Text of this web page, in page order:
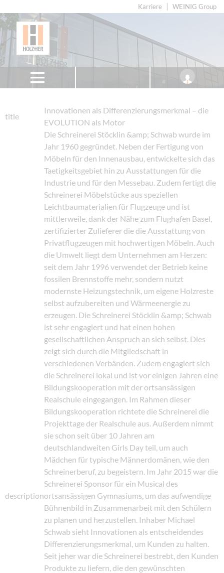
Karriere WEINIG Group
title
Innovationen als Differenzierungsmerkmal – die
EVOLUTION als Motor
description
Die Schreinerei Stöcklin &amp; Schwab wurde im
Jahr 1960 gegründet. Neben der Fertigung von
Möbeln für den Innenausbau, entwickelte sich das
Taetigkeitsgebiet hin zu Ausstattungen für die
Industrie und für den Messebau. Zudem fertigt die
Schreinerei Möbelstücke aus speziellen
Leichtbaumaterialien für Flugzeuge und ist
mittlerweile, dank der Nähe zum Flughafen Basel,
zertifizierter Zulieferer die die Ausstattung von
Privatflugzeugen mit hochwertigen Möbeln. Auch
die Umwelt liegt dem Unternehmen am Herzen:
seit dem Jahr 1996 verwendet der Betrieb keine
fossilen Brennstoffe mehr, sondern nutzt
modernste Heizungstechnik, um eigene Holzreste
selbst aufzubereiten und Wärmeenergie zu
erzeugen. Die Schreinerei Stöcklin &amp; Schwab
ist sehr engagiert und hat einen hohen
gesellschaftlichen Anspruch an sich selbst. Dies
zeigt sich durch die Mitgliedschaft in
verschiedenen Verbänden. Zudem engagiert sich
die Schreinerei lokal und ist vor einigen Jahren eine
Bildungskooperation mit der ortsansässigen
Realschule eingegangen. Im Rahmen dieser
Bildungskooperation richtete die Schreinerei die
Projekttage der Realschule aus. Außerdem nimmt
sie schon seit über 10 Jahren am
deutschlandweiten Girls Day teil, um auch
Mädchen für typische Männerdomänen, wie den
Schreinerberuf, zu begeistern. Im Jahr 2015 war die
Schreinerei Sponsor für ein Musical des
ortsansässigen Gymnasiums, um das aufwendige
Bühnenbild in Zusammenarbeit mit den Schülern
zu planen und herzustellen. Inhaber Michael
Schwab sieht Innovationen als entscheidendes
Differenzierungsmerkmal, um Kunden zu halten.
Seit jeher war die Schreinerei bestrebt, den Kunden
Produkte zu liefern, die den gewünschten